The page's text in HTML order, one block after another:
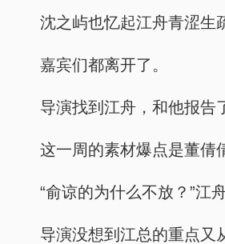
沈之屿也忆起江舟青涩生
嘉宾们都离开了。
导演找到江舟，和他报告
这一周的素材爆点是董倩
“俞谅的为什么不放？”江舟
导演没想到江总的重点又